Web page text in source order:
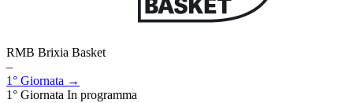
RMB Brixia Basket
–
1° Giornata →
1° Giornata In programma